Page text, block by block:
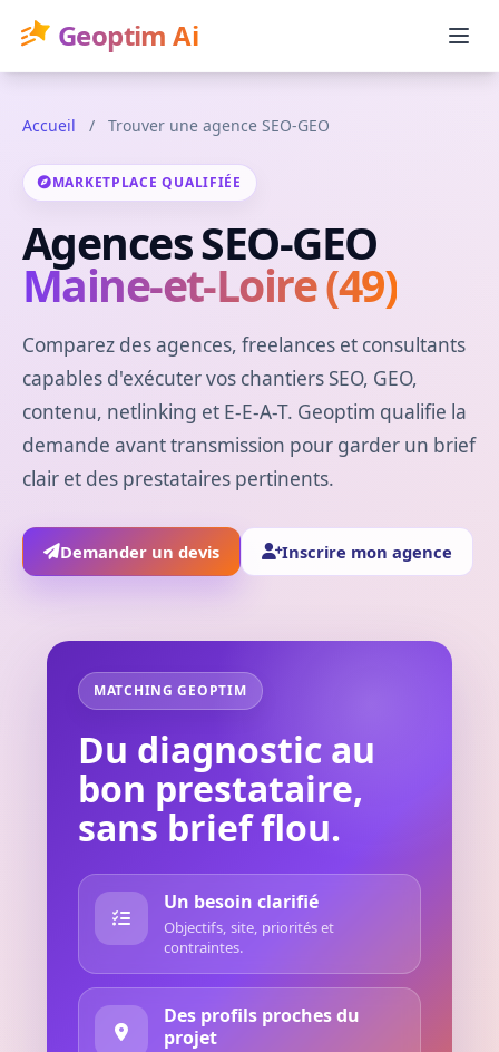
Geoptim Ai
Accueil / Trouver une agence SEO-GEO
MARKETPLACE QUALIFIÉE
Agences SEO-GEO
Maine-et-Loire (49)
Comparez des agences, freelances et consultants
capables d'exécuter vos chantiers SEO, GEO,
contenu, netlinking et E-E-A-T. Geoptim qualifie la
demande avant transmission pour garder un brief
clair et des prestataires pertinents.
Demander un devis Inscrire mon agence
MATCHING GEOPTIM
Du diagnostic au
bon prestataire,
sans brief flou.
Un besoin clarifié
Objectifs, site, priorités et
contraintes.
Des profils proches du
projet